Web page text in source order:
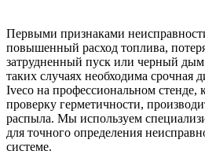
Первыми признаками
повышенный расход топлива,
затрудненный пуск или черный
таких случаях необходима срочная
Iveco на профессиональном стенде,
проверку герметичности,
распыла. Мы используем
для точного определения
системе.